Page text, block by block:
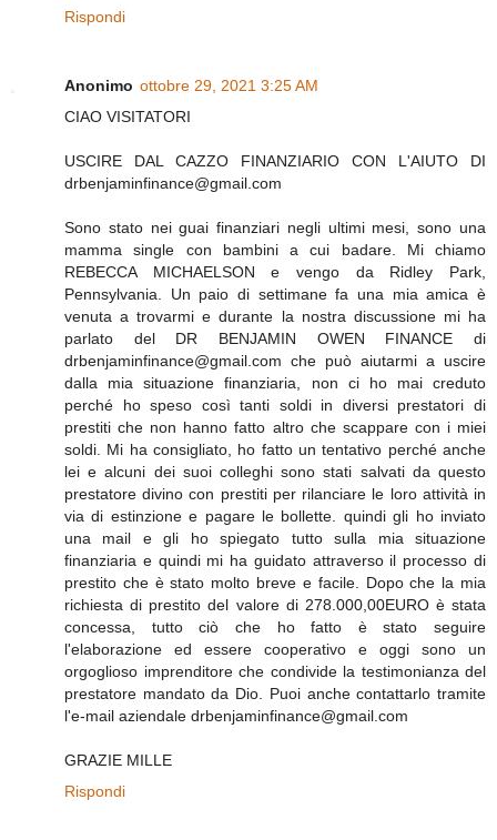
Rispondi
Anonimo ottobre 29, 2021 3:25 AM
CIAO VISITATORI
USCIRE DAL CAZZO FINANZIARIO CON L'AIUTO DI
drbenjaminfinance@gmail.com
Sono stato nei guai finanziari negli ultimi mesi, sono una
mamma single con bambini a cui badare. Mi chiamo
REBECCA MICHAELSON e vengo da Ridley Park,
Pennsylvania. Un paio di settimane fa una mia amica è
venuta a trovarmi e durante la nostra discussione mi ha
parlato del DR BENJAMIN OWEN FINANCE di
drbenjaminfinance@gmail.com che può aiutarmi a uscire
dalla mia situazione finanziaria, non ci ho mai creduto
perché ho speso così tanti soldi in diversi prestatori di
prestiti che non hanno fatto altro che scappare con i miei
soldi. Mi ha consigliato, ho fatto un tentativo perché anche
lei e alcuni dei suoi colleghi sono stati salvati da questo
prestatore divino con prestiti per rilanciare le loro attività in
via di estinzione e pagare le bollette. quindi gli ho inviato
una mail e gli ho spiegato tutto sulla mia situazione
finanziaria e quindi mi ha guidato attraverso il processo di
prestito che è stato molto breve e facile. Dopo che la mia
richiesta di prestito del valore di 278.000,00EURO è stata
concessa, tutto ciò che ho fatto è stato seguire
l'elaborazione ed essere cooperativo e oggi sono un
orgoglioso imprenditore che condivide la testimonianza del
prestatore mandato da Dio. Puoi anche contattarlo tramite
l'e-mail aziendale drbenjaminfinance@gmail.com
GRAZIE MILLE
Rispondi